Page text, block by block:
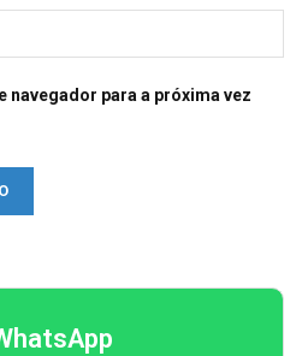
navegador para a próxima vez